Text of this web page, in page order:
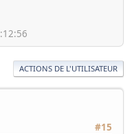
ACTIONS DE L'UTILISATEUR
#15